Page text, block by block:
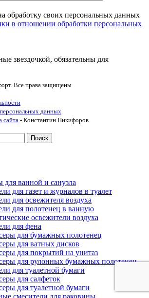
обработку своих персональных данных
в отношении обработки персональных
звездочкой, обязательны для
Все права защищены
данных
сайта - Константин Никифоров
Поиск
для ванной и санузла
для газет и журналов в туалет
для освежителя воздуха
для полотенец в ванную
освежители воздуха
для фена
для бумажных полотенец
для ватных дисков
для покрытий на унитаз
для рулонных бумажных полотенец
для туалетной бумаги
для салфеток
для туалетной бумаги
смесители для раковины